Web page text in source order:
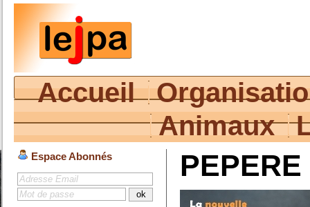
Accueil
Animaux
Espace Abonnés